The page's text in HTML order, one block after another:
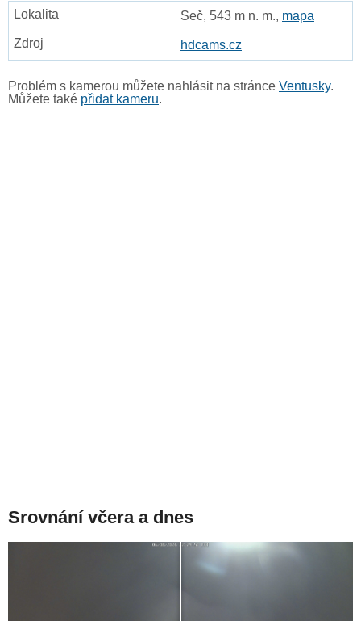
Seč, 543 m n. m., mapa
hdcams.cz
Problém s kamerou můžete nahlásit na stránce Ventusky.
Můžete také přidat kameru.
Srovnání včera a dnes